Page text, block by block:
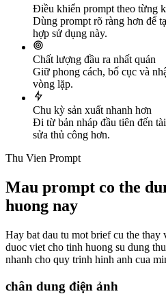
Điều khiển prompt theo từng
Dùng prompt rõ ràng hơn để
hợp sử dụng này.
Chất lượng đầu ra nhất quán
Giữ phong cách, bố cục và
vòng lặp.
Chu kỳ sản xuất nhanh hơn
Đi từ bản nháp đầu tiên đến
sửa thủ công hơn.
Thu Vien Prompt
Mau prompt co the
huong nay
Hay bat dau tu mot brief cu the
duoc viet cho tinh huong su dung
nhanh cho quy trinh hinh anh cua
chân dung điện ảnh